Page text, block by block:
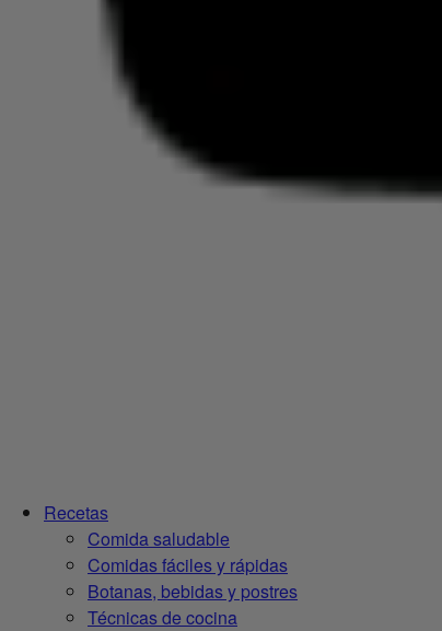
Recetas
Comida saludable
Comidas fáciles y rápidas
Botanas, bebidas y postres
Técnicas de cocina